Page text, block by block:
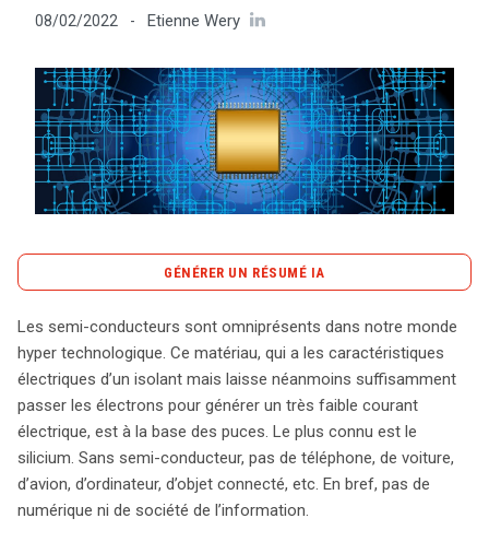
Tout sur le RGPD
Tout sur le droit de l'innovation
CONTACT
08/02/2022 - Etienne Wery
GÉNÉRER UN RÉSUMÉ IA
Les semi-conducteurs, éléments clés de notre ère
numérique, sont essentiels pour le fonctionnement de
nombreux dispositifs technologiques, des smartphones
aux voitures électriques. Autrefois leaders sur ce
marché, les pays européens se retrouvent aujourd’hui
marginalisés, représentant moins de 10% de la
production mondiale, dominée par l’Asie. La pandémie a
Les semi-conducteurs sont omniprésents dans notre monde
hyper technologique. Ce matériau, qui a les caractéristiques
électriques d’un isolant mais laisse néanmoins suffisamment
passer les électrons pour générer un très faible courant
électrique, est à la base des puces. Le plus connu est le
silicium. Sans semi-conducteur, pas de téléphone, de voiture,
d’avion, d’ordinateur, d’objet connecté, etc. En bref, pas de
numérique ni de société de l’information.